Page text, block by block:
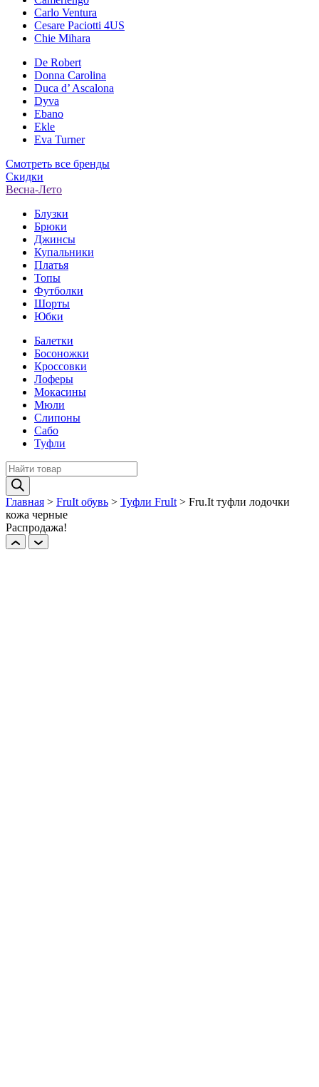
Carlo Ventura
Cesare Paciotti 4US
Chie Mihara
De Robert
Donna Carolina
Duca d’ Ascalona
Dyva
Ebano
Ekle
Eva Turner
Смотреть все бренды
Скидки
Весна-Лето
Блузки
Брюки
Джинсы
Купальники
Платья
Топы
Футболки
Шорты
Юбки
Балетки
Босоножки
Кроссовки
Лоферы
Мокасины
Мюли
Слипоны
Сабо
Туфли
Поиск
товаров
Главная > FruIt обувь > Туфли FruIt > Fru.It туфли лодочки
кожа черные
Распродажа!